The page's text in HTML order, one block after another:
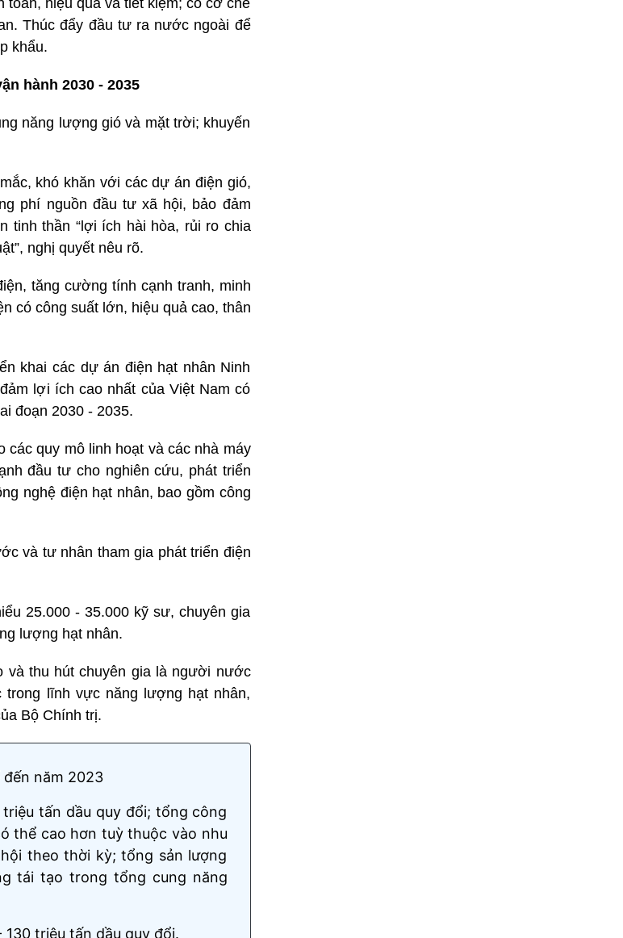
Thúc đẩy đầu tư ra nước ngoài để
khẩu.
hành 2030 - 2035
năng lượng gió và mặt trời; khuyến
khó khăn với các dự án điện gió,
phí nguồn đầu tư xã hội, bảo đảm
tinh thần “lợi ích hài hòa, rủi ro chia
nghị quyết nêu rõ.
tăng cường tính cạnh tranh, minh
có công suất lớn, hiệu quả cao, thân
khai các dự án điện hạt nhân Ninh
lợi ích cao nhất của Việt Nam có
đoạn 2030 - 2035.
quy mô linh hoạt và các nhà máy
đầu tư cho nghiên cứu, phát triển
nghệ điện hạt nhân, bao gồm công
và tư nhân tham gia phát triển điện
25.000 - 35.000 kỹ sư, chuyên gia
lượng hạt nhân.
và thu hút chuyên gia là người nước
lĩnh vực năng lượng hạt nhân,
Bộ Chính trị.
năm 2023
tấn dầu quy đổi; tổng công
thể cao hơn tuỳ thuộc vào nhu
theo thời kỳ; tổng sản lượng
tái tạo trong tổng cung năng
triệu tấn dầu quy đổi.